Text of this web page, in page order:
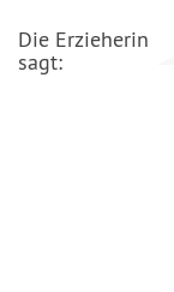
Die Erzieherin
sagt: